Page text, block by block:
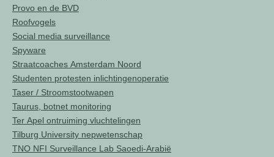
Provo en de BVD
Roofvogels
Social media surveillance
Spyware
Straatcoaches Amsterdam Noord
Studenten protesten inlichtingenoperatie
Taser / Stroomstootwapen
Taurus, botnet monitoring
Ter Apel ontruiming vluchtelingen
Tilburg University nepwetenschap
TNO NFI Surveillance Lab Saoedi-Arabië